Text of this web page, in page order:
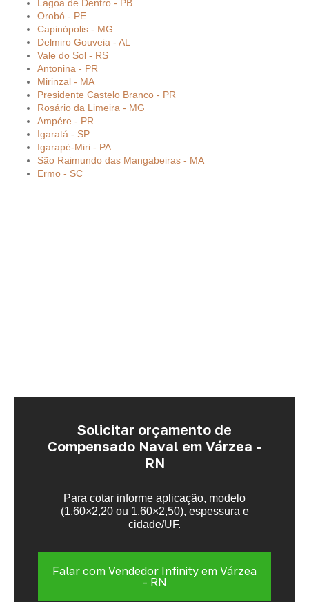
Lagoa de Dentro - PB
Orobó - PE
Capinópolis - MG
Delmiro Gouveia - AL
Vale do Sol - RS
Antonina - PR
Mirinzal - MA
Presidente Castelo Branco - PR
Rosário da Limeira - MG
Ampére - PR
Igaratá - SP
Igarapé-Miri - PA
São Raimundo das Mangabeiras - MA
Ermo - SC
Solicitar orçamento de
Compensado Naval em Várzea -
RN
Para cotar informe aplicação, modelo
(1,60×2,20 ou 1,60×2,50), espessura e
cidade/UF.
Falar com Vendedor Infinity em Várzea
- RN